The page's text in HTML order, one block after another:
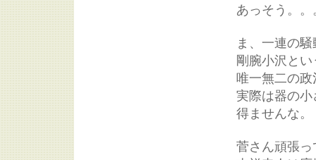
あっそう。
ま、一連の
剛腕小沢と
唯一無二の
実際は器の
得ませんな。
菅さん頑張っ